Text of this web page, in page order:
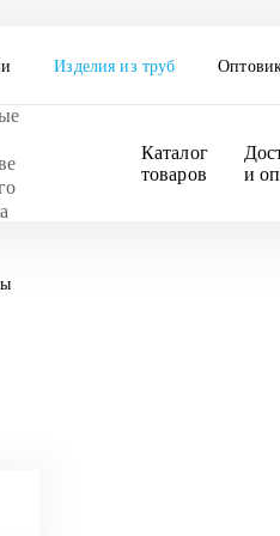
Изделия из труб
Каталог
товаров
и